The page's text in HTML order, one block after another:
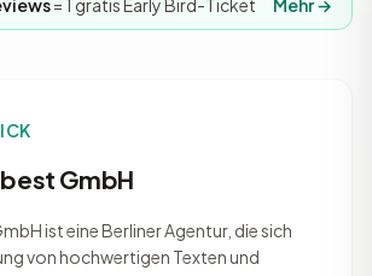
Mehr →
GmbH
ist eine Berliner Agentur, die sich
von hochwertigen Texten und